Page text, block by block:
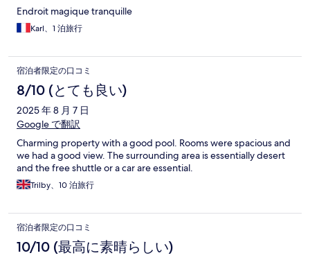
Endroit magique tranquille
Karl、1 泊旅行
宿泊者限定の口コミ
8/10 (とても良い)
2025 年 8 月 7 日
Google で翻訳
Charming property with a good pool. Rooms were spacious and
we had a good view. The surrounding area is essentially desert
and the free shuttle or a car are essential.
Trilby、10 泊旅行
宿泊者限定の口コミ
10/10 (最高に素晴らしい)